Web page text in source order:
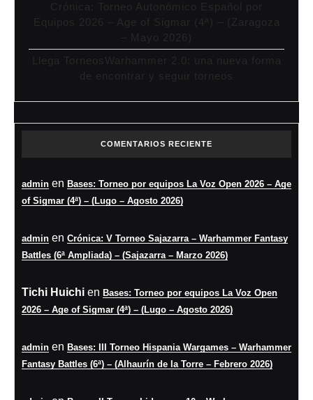
Crónica: Torneo Autonómico Español por
Equipos 2026 – Age of Sigmar (4ª) – (Zaragoza
– Mayo 2026)
Llega TorneosWarhammer 2.0: una nueva forma
de encontrar y seguir torneos
COMENTARIOS RECIENTE
admin en Bases: Torneo por equipos La Voz Open 2026 – Age
of Sigmar (4ª) – (Lugo – Agosto 2026)
admin en Crónica: V Torneo Sajazarra – Warhammer Fantasy
Battles (6ª Ampliada) – (Sajazarra – Marzo 2026)
Tichi Huichi en Bases: Torneo por equipos La Voz Open
2026 – Age of Sigmar (4ª) – (Lugo – Agosto 2026)
admin en Bases: III Torneo Hispania Wargames – Warhammer
Fantasy Battles (6ª) – (Alhaurín de la Torre – Febrero 2026)